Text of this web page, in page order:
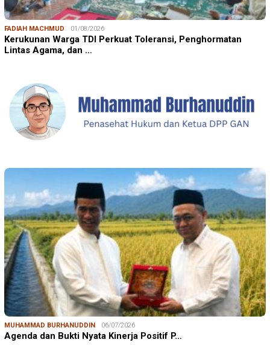
FADIAH MACHMUD 01/08/2026
Kerukunan Warga TDI Perkuat Toleransi, Penghormatan
Lintas Agama, dan …
MUHAMMAD BURHANUDDIN 06/07/2026
Agenda dan Bukti Nyata Kinerja Positif P…